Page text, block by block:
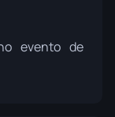
evento de